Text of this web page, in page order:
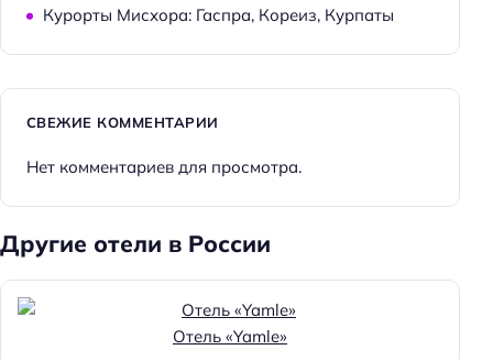
Курорты Мисхора: Гаспра, Кореиз, Курпаты
СВЕЖИЕ КОММЕНТАРИИ
Нет комментариев для просмотра.
Другие отели в России
Отель «Yamle»